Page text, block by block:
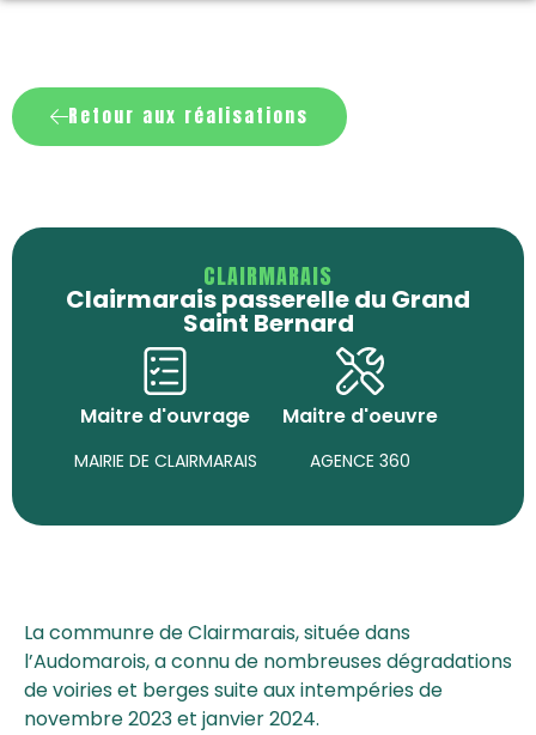
Retour aux réalisations
CLAIRMARAIS
Clairmarais passerelle du Grand
Saint Bernard
Maitre d'ouvrage
MAIRIE DE CLAIRMARAIS
Maitre d'oeuvre
AGENCE 360
La communre de Clairmarais, située dans
l’Audomarois, a connu de nombreuses dégradations
de voiries et berges suite aux intempéries de
novembre 2023 et janvier 2024.